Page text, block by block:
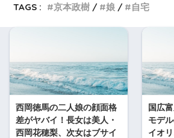
TAGS :
京本政樹 娘 自宅
西岡徳馬の二人娘の顔面格
差がヤバイ！長女は美人・
西岡花穂梨、次女はブサイ
国広
モデ
イオ